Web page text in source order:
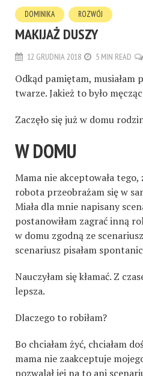
DOMINIKA ROZWÓJ
MAKIJAŻ DUSZY
12 GRUDNIA 2018 5 MIN READ
Odkąd pamiętam, musiałam
twarze. Jakież to było
Zaczęło się już w domu
W DOMU
Mama nie akceptowała tego,
robota przeobrażam się w
Miała dla mnie napisany
postanowiłam zagrać inną
w domu zgodną ze
scenariusz pisałam
Nauczyłam się kłamać. Z
lepsza.
Dlaczego to robiłam?
Bo chciałam żyć, chciałam
mama nie zaakceptuje
pozwalał jej na to ani